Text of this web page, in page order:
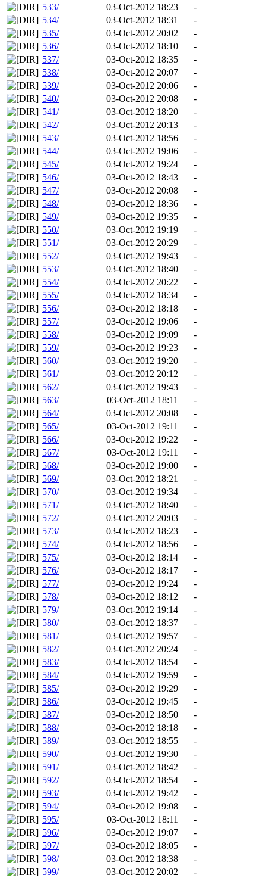
533/
03-Oct-2012 18:23
-
534/
03-Oct-2012 18:31
-
535/
03-Oct-2012 20:02
-
536/
03-Oct-2012 18:10
-
537/
03-Oct-2012 18:35
-
538/
03-Oct-2012 20:07
-
539/
03-Oct-2012 20:06
-
540/
03-Oct-2012 20:08
-
541/
03-Oct-2012 18:20
-
542/
03-Oct-2012 20:13
-
543/
03-Oct-2012 18:56
-
544/
03-Oct-2012 19:06
-
545/
03-Oct-2012 19:24
-
546/
03-Oct-2012 18:43
-
547/
03-Oct-2012 20:08
-
548/
03-Oct-2012 18:36
-
549/
03-Oct-2012 19:35
-
550/
03-Oct-2012 19:19
-
551/
03-Oct-2012 20:29
-
552/
03-Oct-2012 19:43
-
553/
03-Oct-2012 18:40
-
554/
03-Oct-2012 20:22
-
555/
03-Oct-2012 18:34
-
556/
03-Oct-2012 18:18
-
557/
03-Oct-2012 19:06
-
558/
03-Oct-2012 19:09
-
559/
03-Oct-2012 19:23
-
560/
03-Oct-2012 19:20
-
561/
03-Oct-2012 20:12
-
562/
03-Oct-2012 19:43
-
563/
03-Oct-2012 18:11
-
564/
03-Oct-2012 20:08
-
565/
03-Oct-2012 19:11
-
566/
03-Oct-2012 19:22
-
567/
03-Oct-2012 19:11
-
568/
03-Oct-2012 19:00
-
569/
03-Oct-2012 18:21
-
570/
03-Oct-2012 19:34
-
571/
03-Oct-2012 18:40
-
572/
03-Oct-2012 20:03
-
573/
03-Oct-2012 18:23
-
574/
03-Oct-2012 18:56
-
575/
03-Oct-2012 18:14
-
576/
03-Oct-2012 18:17
-
577/
03-Oct-2012 19:24
-
578/
03-Oct-2012 18:12
-
579/
03-Oct-2012 19:14
-
580/
03-Oct-2012 18:37
-
581/
03-Oct-2012 19:57
-
582/
03-Oct-2012 20:24
-
583/
03-Oct-2012 18:54
-
584/
03-Oct-2012 19:59
-
585/
03-Oct-2012 19:29
-
586/
03-Oct-2012 19:45
-
587/
03-Oct-2012 18:50
-
588/
03-Oct-2012 18:18
-
589/
03-Oct-2012 18:55
-
590/
03-Oct-2012 19:30
-
591/
03-Oct-2012 18:42
-
592/
03-Oct-2012 18:54
-
593/
03-Oct-2012 19:42
-
594/
03-Oct-2012 19:08
-
595/
03-Oct-2012 18:11
-
596/
03-Oct-2012 19:07
-
597/
03-Oct-2012 18:05
-
598/
03-Oct-2012 18:38
-
599/
03-Oct-2012 20:02
-